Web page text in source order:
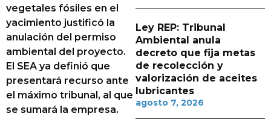
vegetales fósiles en el
yacimiento justificó la
anulación del permiso
ambiental del proyecto.
El SEA ya definió que
presentará recurso ante
el máximo tribunal, al que
se sumará la empresa.
Ley REP: Tribunal
Ambiental anula
decreto que fija metas
de recolección y
valorización de aceites
lubricantes
agosto 7, 2026